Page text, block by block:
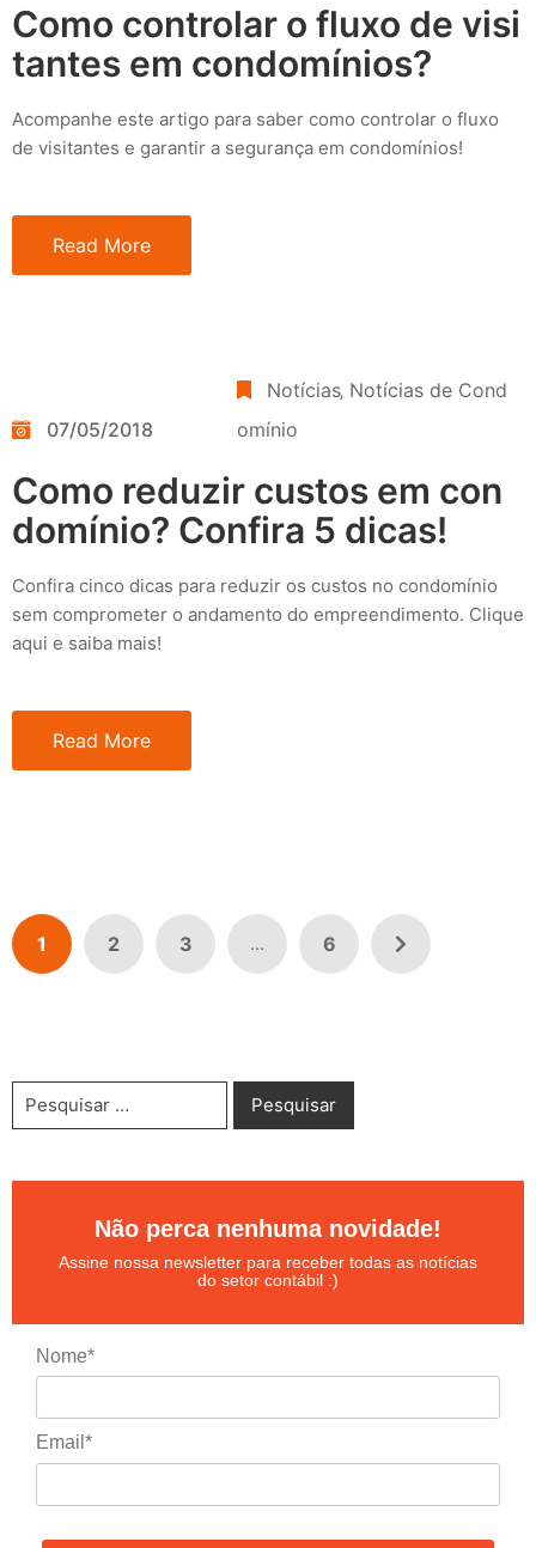
Como controlar o fluxo de visi
tantes em condomínios?
Acompanhe este artigo para saber como controlar o fluxo
de visitantes e garantir a segurança em condomínios!
Read More
07/05/2018
Notícias‚ Notícias de Cond
omínio
Como reduzir custos em con
domínio? Confira 5 dicas!
Confira cinco dicas para reduzir os custos no condomínio
sem comprometer o andamento do empreendimento. Clique
aqui e saiba mais!
Read More
1 2 3 ... 6
Não perca nenhuma novidade!
Assine nossa newsletter para receber todas as notícias
do setor contábil :)
Nome*
Email*